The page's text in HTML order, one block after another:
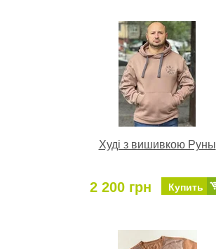
Худі з вишивкою Руны
2 200 грн Купить